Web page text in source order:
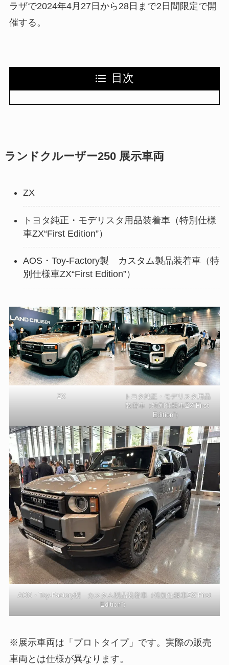
ラザで2024年4月27日から28日まで2日間限定で開
催する。
目次
ランドクルーザー250 展示車両
ZX
トヨタ純正・モデリスタ用品装着車（特別仕様
車ZX“First Edition”）
AOS・Toy-Factory製 カスタム製品装着車（特
別仕様車ZX“First Edition”）
ZX
トヨタ純正・モデリスタ用品
装着車（特別仕様車ZX“First
Edition”）
AOS・Toy-Factory製 カスタム製品装着車（特別仕様車ZX“First
Edition”）
※展示車両は「プロトタイプ」です。実際の販売
車両とは仕様が異なります。